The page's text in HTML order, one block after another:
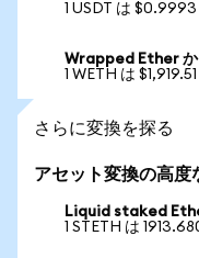
1 USDT は $0.9993
Wrapped Ether か
1 WETH は
さらに変換を探る
アセット変換の高度
Liquid staked
1 STETH は